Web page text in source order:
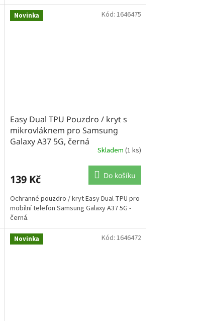
Novinka
Easy Dual TPU Pouzdro / kryt s
mikrovláknem pro Samsung
Galaxy A37 5G, černá
Skladem (1 ks)
139 Kč Do košíku
Ochranné pouzdro / kryt Easy Dual TPU pro
mobilní telefon Samsung Galaxy A37 5G -
černá.
Kód: 1646475
Novinka Kód: 1646472